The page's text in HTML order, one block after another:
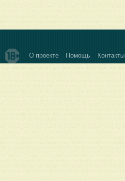
О проекте Помощь Контакты